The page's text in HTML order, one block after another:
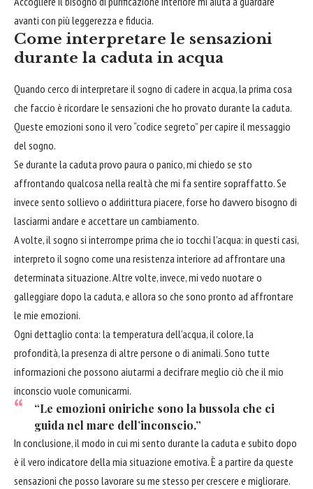
avanti con più leggerezza e fiducia.
Come interpretare le sensazioni
durante la caduta in acqua
Quando cerco di interpretare il sogno di cadere in acqua, la prima cosa
che faccio è ricordare le sensazioni che ho provato durante la caduta.
Queste emozioni sono il vero “codice segreto” per capire il messaggio
del sogno.
Se durante la caduta provo paura o panico, mi chiedo se sto
affrontando qualcosa nella realtà che mi fa sentire sopraffatto. Se
invece sento sollievo o addirittura piacere, forse ho davvero bisogno di
lasciarmi andare e accettare un cambiamento.
A volte, il sogno si interrompe prima che io tocchi l’acqua: in questi casi,
interpreto il sogno come una resistenza interiore ad affrontare una
determinata situazione. Altre volte, invece, mi vedo nuotare o
galleggiare dopo la caduta, e allora so che sono pronto ad affrontare
le mie emozioni.
Ogni dettaglio conta: la temperatura dell’acqua, il colore, la
profondità, la presenza di altre persone o di animali. Sono tutte
informazioni che possono aiutarmi a decifrare meglio ciò che il mio
inconscio vuole comunicarmi.
“Le emozioni oniriche sono la bussola che ci
guida nel mare dell’inconscio.”
In conclusione, il modo in cui mi sento durante la caduta e subito dopo
è il vero indicatore della mia situazione emotiva. È a partire da queste
sensazioni che posso lavorare su me stesso per crescere e migliorare.